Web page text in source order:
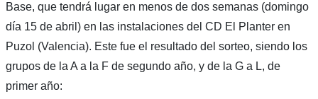
Base, que tendrá lugar en menos de dos semanas (domingo
día 15 de abril) en las instalaciones del CD El Planter en
Puzol (Valencia). Este fue el resultado del sorteo, siendo los
grupos de la A a la F de segundo año, y de la G a L, de
primer año: